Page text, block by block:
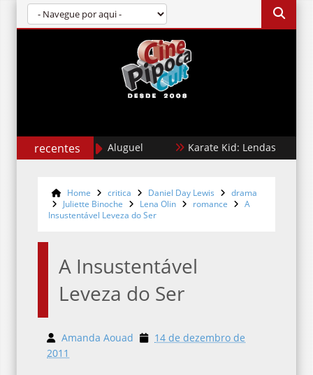
recentes
Cães de Aluguel Karate Kid: Lendas
Home critica Daniel Day Lewis
drama
Juliette Binoche
Lena Olin romance
A
Insustentável Leveza do Ser
A Insustentável
Leveza do Ser
Amanda Aouad
14 de dezembro de
2011